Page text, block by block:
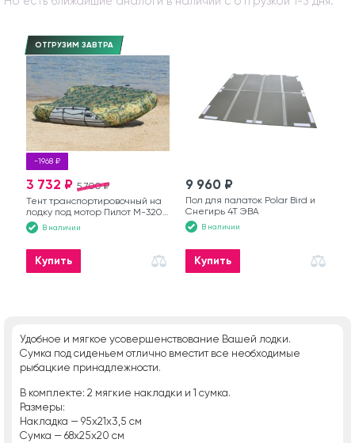
-1968 ₽
ОТГРУЗИМ ЗАВТРА
5 700 ₽
3 732 ₽
Тент транспортировочный на
лодку под мотор Пилот М-320
зеленыйВ наличии
Купить
9 960 ₽
Пол для палаток Polar Bird и
Снегирь 4T ЭВА
В наличии
Купить
Удобное и мягкое усовершенствование Вашей лодки.
Сумка под сиденьем отлично вместит все необходимые
рыбацкие принадлежности.
В комплекте: 2 мягкие накладки и 1 сумка.
Размеры:
Накладка — 95х21х3,5 см
Сумка — 68х25х20 см